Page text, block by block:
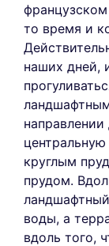
то время и
наших дней,
круглым
прудом.
воды, а
вдоль того,